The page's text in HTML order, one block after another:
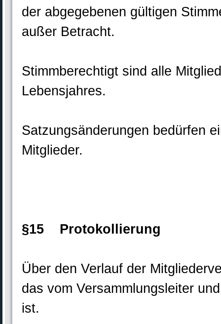
der abgegebenen gültigen
außer Betracht.
Stimmberechtigt sind alle
Lebensjahres.
Satzungsänderungen bedürfen
Mitglieder.
§15 Protokollierung
Über den Verlauf der
das vom Versammlungsleiter
ist.